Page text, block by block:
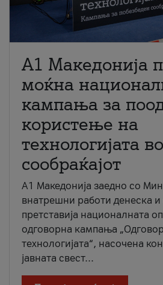
A1 Македонија
моќна
кампања за
користење на
технологијата во
сообраќајот
A1 Македонија заедно со
внатрешни работи денеска и
претставија националната
одговорна кампања
технологијата“, насочена
јавната свест...